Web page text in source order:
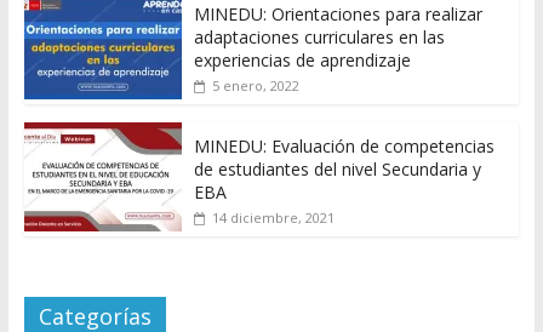
MINEDU: Orientaciones para realizar
adaptaciones curriculares en las
experiencias de aprendizaje
5 enero, 2022
MINEDU: Evaluación de competencias
de estudiantes del nivel Secundaria y
EBA
14 diciembre, 2021
Categorías